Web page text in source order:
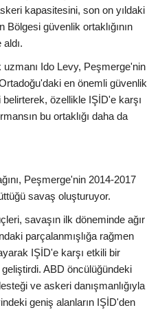
kapasitesini, son on yıldaki
Bölgesi güvenlik ortaklığının
uzmanı Ido Levy, Peşmerge'nin
en önemli güvenlik
özellikle IŞİD'e karşı
bu ortaklığı daha da
Peşmerge'nin 2014-2017
savaş oluşturuyor.
savaşın ilk döneminde ağır
parçalanmışlığa rağmen
IŞİD'e karşı etkili bir
ABD öncülüğündeki
ve askeri danışmanlığıyla
geniş alanların IŞİD'den